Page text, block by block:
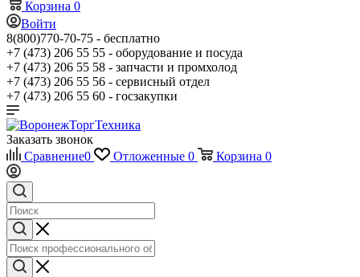
Корзина 0
Войти
8(800)770-70-75 - бесплатно
+7 (473) 206 55 55 - оборудование и посуда
+7 (473) 206 55 58 - запчасти и промхолод
+7 (473) 206 55 56 - сервисный отдел
+7 (473) 206 55 60 - госзакупки
Заказать звонок
Сравнение0 Отложенные 0 Корзина 0